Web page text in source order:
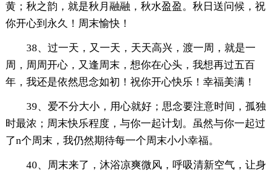
黄；秋之韵，就是秋月融融，秋水盈盈。秋日送问候，祝
你开心到永久！周末愉快！
38、过一天，又一天，天天高兴，渡一周，就是一
周，周周开心，又逢周末，想你在心头，我想再过五百
年，我还是依然思念如初！祝你开心快乐！幸福美满！
39、爱不分大小，用心就好；思念要注意时间，孤独
时最浓；周末快乐程度，与你一起计划。虽然与你一起过
了n个周末，我仍然期待每一个周末小小幸福。
40、周末来了，沐浴凉爽微风，呼吸清新空气，让身